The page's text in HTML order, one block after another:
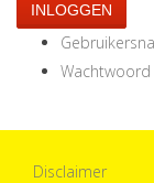
INLOGGEN
Wachtwoord
Disclaimer